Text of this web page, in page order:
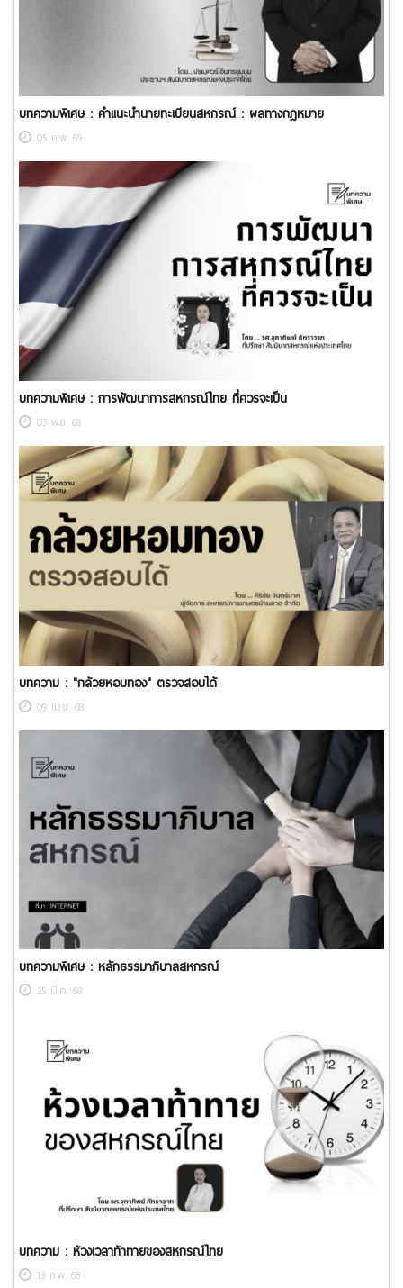
บทความพิเศษ : คำแนะนำนายทะเบียนสหกรณ์ : ผลทางกฎหมาย
05 ก.พ. 69
บทความพิเศษ : การพัฒนาการสหกรณ์ไทย ที่ควรจะเป็น
03 พ.ย. 68
บทความ : ​"กล้วยหอมทอง" ตรวจสอบได้
09 เม.ย. 68
บทความพิเศษ : ​หลักธรรมาภิบาลสหกรณ์
25 มี.ค. 68
บทความ : ห้วงเวลาท้าทายของสหกรณ์ไทย
13 ก.พ. 68